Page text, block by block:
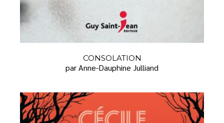
CONSOLATION
par Anne-Dauphine Julliand